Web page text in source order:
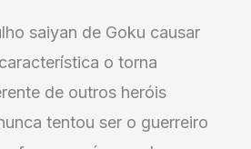
saiyan de Goku causar
o torna
de outros heróis
tentou ser o guerreiro